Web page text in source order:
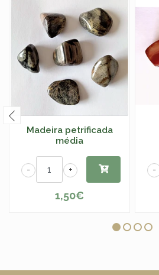
Madeira petrificada
média
+
-
1,50€
-